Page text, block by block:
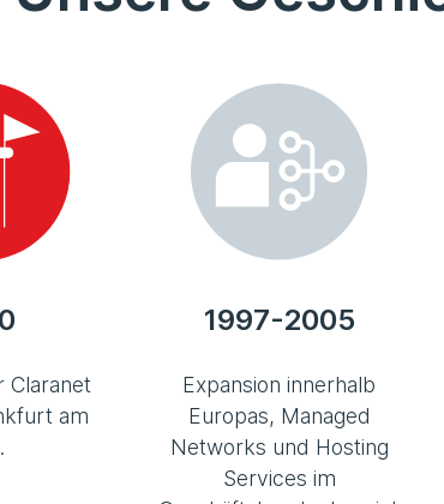
Claranet
am
1997-2005
Expansion innerhalb
Europas, Managed
Networks und Hosting
Services im